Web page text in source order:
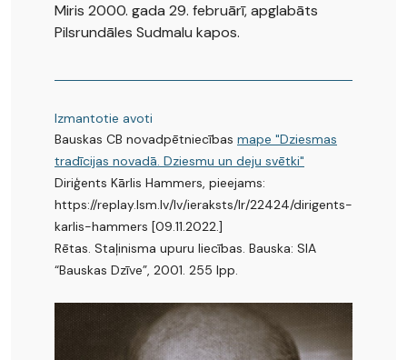
Miris 2000. gada 29. februārī, apglabāts
Pilsrundāles Sudmalu kapos.
Izmantotie avoti
Bauskas CB novadpētniecības mape "Dziesmas
tradīcijas novadā. Dziesmu un deju svētki"
Diriģents Kārlis Hammers, pieejams:
https://replay.lsm.lv/lv/ieraksts/lr/22424/dirigents-
karlis-hammers [09.11.2022.]
Rētas. Staļinisma upuru liecības. Bauska: SIA
“Bauskas Dzīve”, 2001. 255 lpp.